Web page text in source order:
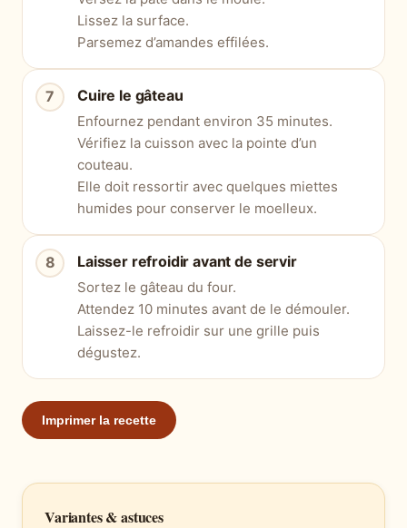
Lissez la surface.
Parsemez d’amandes effilées.
Cuire le gâteau
Enfournez pendant environ 35 minutes.
Vérifiez la cuisson avec la pointe d’un
couteau.
Elle doit ressortir avec quelques miettes
humides pour conserver le moelleux.
Laisser refroidir avant de servir
Sortez le gâteau du four.
Attendez 10 minutes avant de le démouler.
Laissez-le refroidir sur une grille puis
dégustez.
Imprimer la recette
Variantes & astuces